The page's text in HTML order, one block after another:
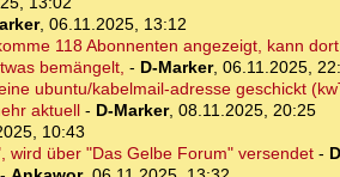
, 06.11.2025, 13:12
118 Abonnenten angezeigt, kann
bemängelt, - D-Marker, 06.11.2025,
ubuntu/kabelmail-adresse geschickt
aktuell- D-Marker, 08.11.2025, 20:25
10:43
wird über "Das Gelbe Forum" versendet-